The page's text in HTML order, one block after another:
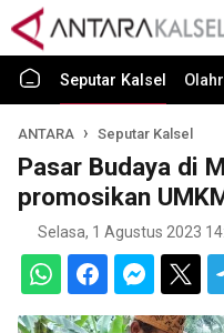
Seputar Kalsel
ANTARA Seputar Kalsel
Pasar Budaya di
promosikan
Selasa, 1 Agustus 2023